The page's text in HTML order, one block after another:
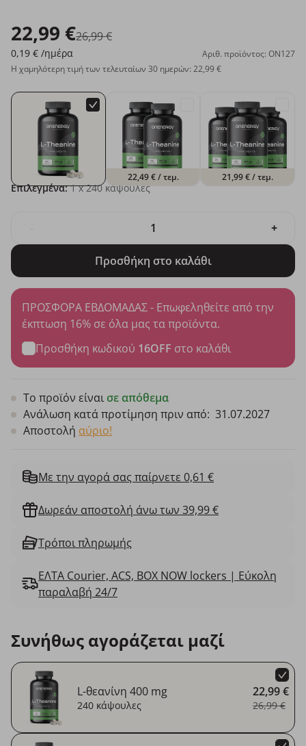
22,99 €26,99 €
0,19 € /ημέρα
Αριθ. προϊόντος: ON127
Η χαμηλότερη τιμή των τελευταίων 30 ημερών: 22,99 €
22,49 €/ τεμ. 21,99 €/ τεμ.
Επιλεγμένα: 1x 240 κάψουλες
+
Προσθήκη στο καλάθι
ΠΡΟΣΦΟΡΑ ΕΒΔΟΜΑΔΑΣ - Επωφεληθείτε από την
έκπτωση 16% σε όλα μας τα προϊόντα.
Προσθήκη κωδικού 16OFF στο καλάθι
Το προϊόν είναι σε απόθεμα
Ανάλωση κατά προτίμηση πριν από: 31.07.2027
Αποστολή αύριο!
Με την αγορά σας παίρνετε 0,61 €
Δωρεάν αποστολή άνω των 39,99 €
Τρόποι πληρωμής
ΕΛΤΑ Courier, ACS, BOX NOW lockers | Εύκολη
παραλαβή 24/7
Συνήθως αγοράζεται μαζί
L-θεανίνη 400 mg
240 κάψουλες
22,99 €
26,99 €